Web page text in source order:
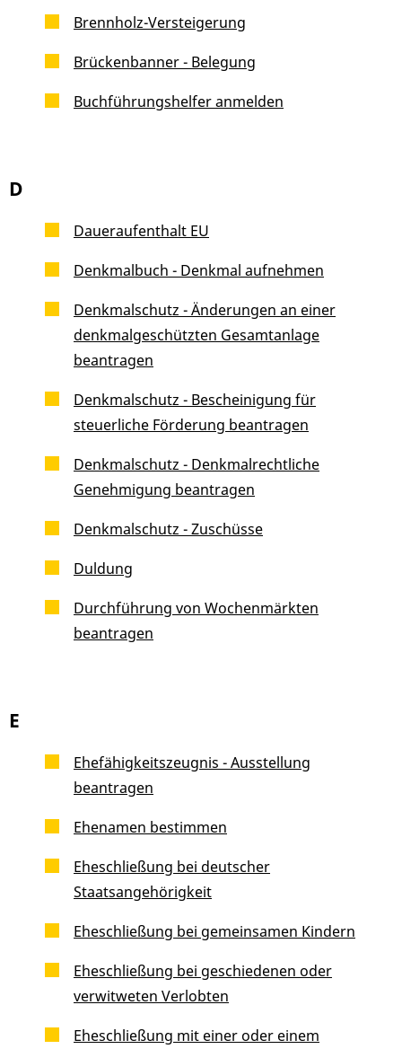
Brennholz-Versteigerung
Brückenbanner - Belegung
Buchführungshelfer anmelden
D
Daueraufenthalt EU
Denkmalbuch - Denkmal aufnehmen
Denkmalschutz - Änderungen an einer
denkmalgeschützten Gesamtanlage
beantragen
Denkmalschutz - Bescheinigung für
steuerliche Förderung beantragen
Denkmalschutz - Denkmalrechtliche
Genehmigung beantragen
Denkmalschutz - Zuschüsse
Duldung
Durchführung von Wochenmärkten
beantragen
E
Ehefähigkeitszeugnis - Ausstellung
beantragen
Ehenamen bestimmen
Eheschließung bei deutscher
Staatsangehörigkeit
Eheschließung bei gemeinsamen Kindern
Eheschließung bei geschiedenen oder
verwitweten Verlobten
Eheschließung mit einer oder einem